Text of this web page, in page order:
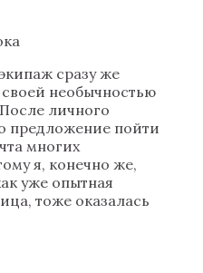
сразу же
необычностью
личного
предложение пойти
многих
я, конечно же,
уже опытная
тоже оказалась